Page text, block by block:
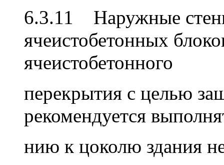
6.3.11 Наружные
ячеистобетонных
ячеистобетонного
перекрытия с целью
рекомендуется
нию к цоколю здания